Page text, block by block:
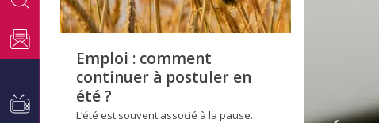
Emploi : comment
continuer à postuler en
été ?
L’été est souvent associé à la pause…